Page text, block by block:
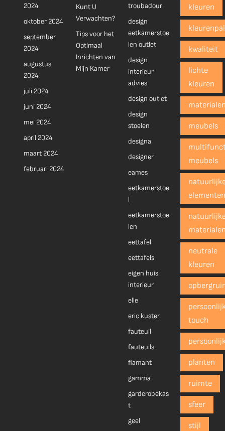
2024
oktober 2024
september
2024
augustus
2024
juli 2024
juni 2024
mei 2024
april 2024
maart 2024
februari 2024
Kunt U
Verwachten?
Tips voor het
Optimaal
Inrichten van
Mijn Kamer
troubadour
design
eetkamerstoe
len outlet
design
interieur
advies
design outlet
design
stoelen
designa
designer
eames
eetkamerstoe
l
eetkamerstoe
len
eettafel
eettafels
eigen huis
interieur
elle
eric kuster
fauteuil
fauteuils
flamant
gamma
garderobekas
t
geel
kleuren
kwaliteit
lichte
kleuren
meubels
meubels
neutrale
kleuren
touch
planten
ruimte
sfeer
stijl